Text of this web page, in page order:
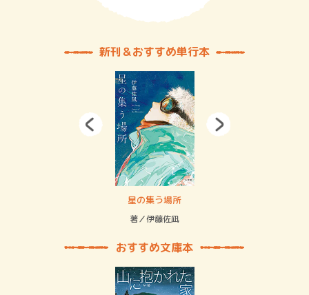
新刊＆おすすめ単行本
星の集う場所
著／伊藤佐凪
おすすめ文庫本